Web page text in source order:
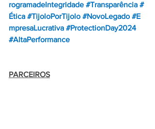
rogramadeIntegridade #Transparência #
Ética #TijoloPorTijolo #NovoLegado #E
mpresaLucrativa #ProtectionDay2024
#AltaPerformance
PARCEIROS